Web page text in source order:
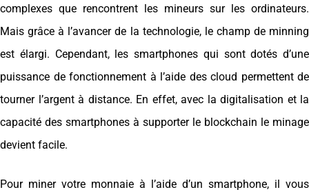
complexes que rencontrent les mineurs sur les ordinateurs.
Mais grâce à l’avancer de la technologie, le champ de minning
est élargi. Cependant, les smartphones qui sont dotés d’une
puissance de fonctionnement à l’aide des cloud permettent de
tourner l’argent à distance. En effet, avec la digitalisation et la
capacité des smartphones à supporter le blockchain le minage
devient facile.
Pour miner votre monnaie à l’aide d’un smartphone, il vous